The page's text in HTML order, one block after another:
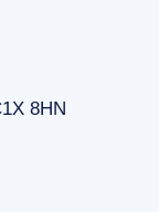
8HN